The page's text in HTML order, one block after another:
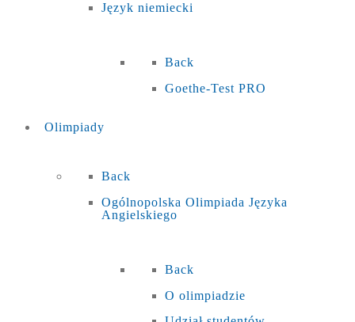
Język niemiecki
Back
Goethe-Test PRO
Olimpiady
Back
Ogólnopolska Olimpiada Języka
Angielskiego
Back
O olimpiadzie